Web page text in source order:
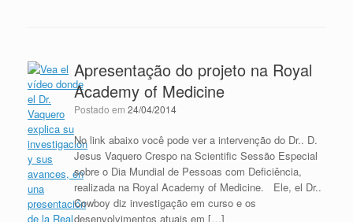
Apresentação do projeto na Royal
Academy of Medicine
Postado em 24/04/2014
No link abaixo você pode ver a intervenção do Dr.. D.
Jesus Vaquero Crespo na Scientific Sessão Especial
sobre o Dia Mundial de Pessoas com Deficiência,
realizada na Royal Academy of Medicine. Ele, el Dr..
Cowboy diz investigação em curso e os
desenvolvimentos atuais em […]